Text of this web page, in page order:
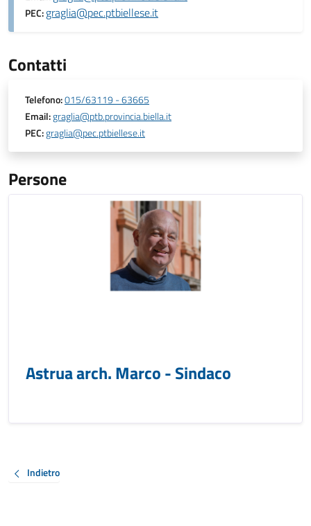
PEC:graglia@pec.ptbiellese.it
Contatti
Telefono:015/63119 - 63665
Email:graglia@ptb.provincia.biella.it
PEC:graglia@pec.ptbiellese.it
Persone
Astrua arch. Marco - Sindaco
Indietro